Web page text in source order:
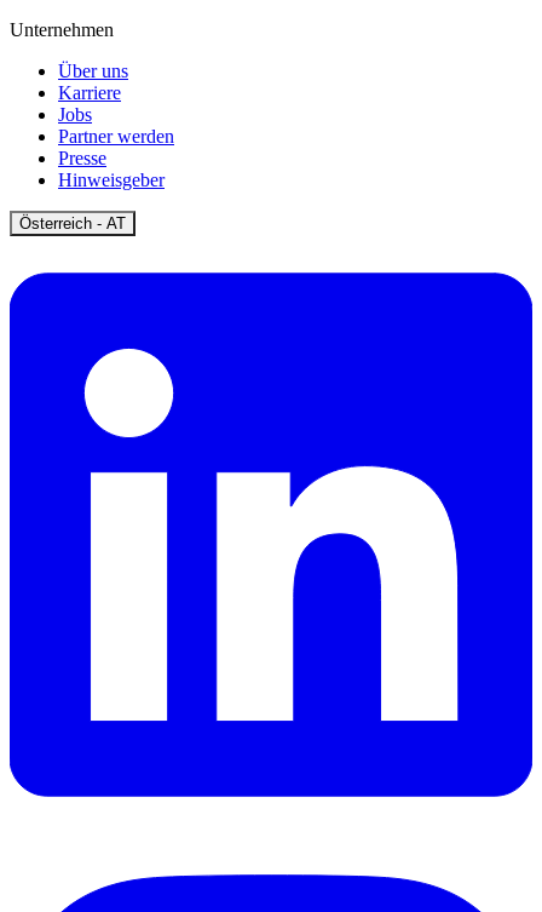
Unternehmen
Über uns
Karriere
Jobs
Partner werden
Presse
Hinweisgeber
Österreich - ATOpen